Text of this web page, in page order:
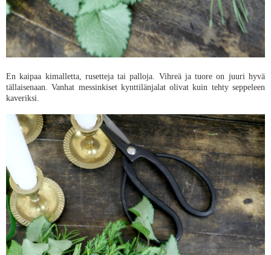
En kaipaa kimalletta, rusetteja tai palloja. Vihreä ja tuore on juuri hyvä
tällaisenaan. Vanhat messinkiset kynttilänjalat olivat kuin tehty seppeleen
kaveriksi.